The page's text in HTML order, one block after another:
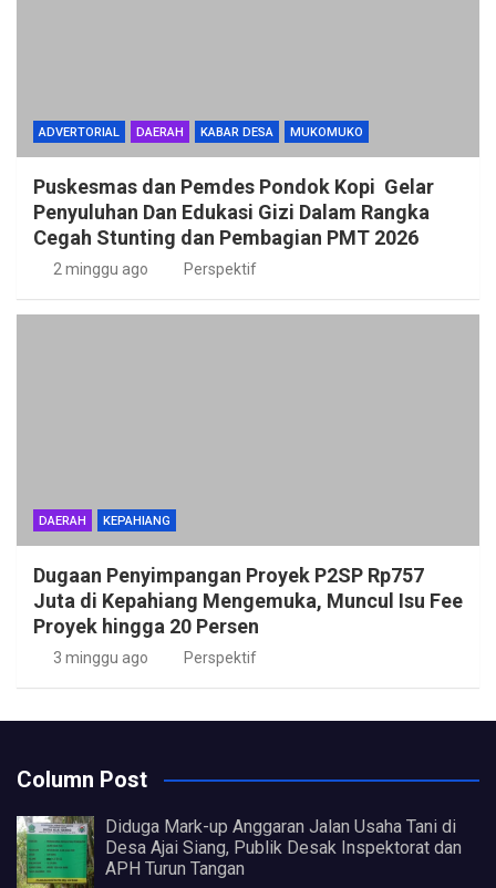
ADVERTORIAL DAERAH KABAR DESA MUKOMUKO
Puskesmas dan Pemdes Pondok Kopi Gelar
Penyuluhan Dan Edukasi Gizi Dalam Rangka
Cegah Stunting dan Pembagian PMT 2026
2 minggu ago Perspektif
DAERAH KEPAHIANG
Dugaan Penyimpangan Proyek P2SP Rp757
Juta di Kepahiang Mengemuka, Muncul Isu Fee
Proyek hingga 20 Persen
3 minggu ago Perspektif
Column Post
Diduga Mark-up Anggaran Jalan Usaha Tani di
Desa Ajai Siang, Publik Desak Inspektorat dan
APH Turun Tangan